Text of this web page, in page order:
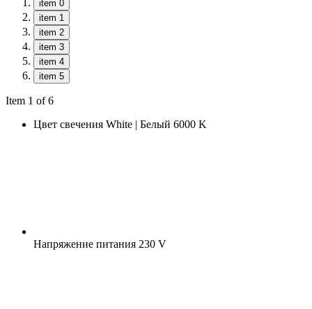
item 0
item 1
item 2
item 3
item 4
item 5
Item 1 of 6
Цвет свечения White | Белый 6000 K
Напряжение питания 230 V